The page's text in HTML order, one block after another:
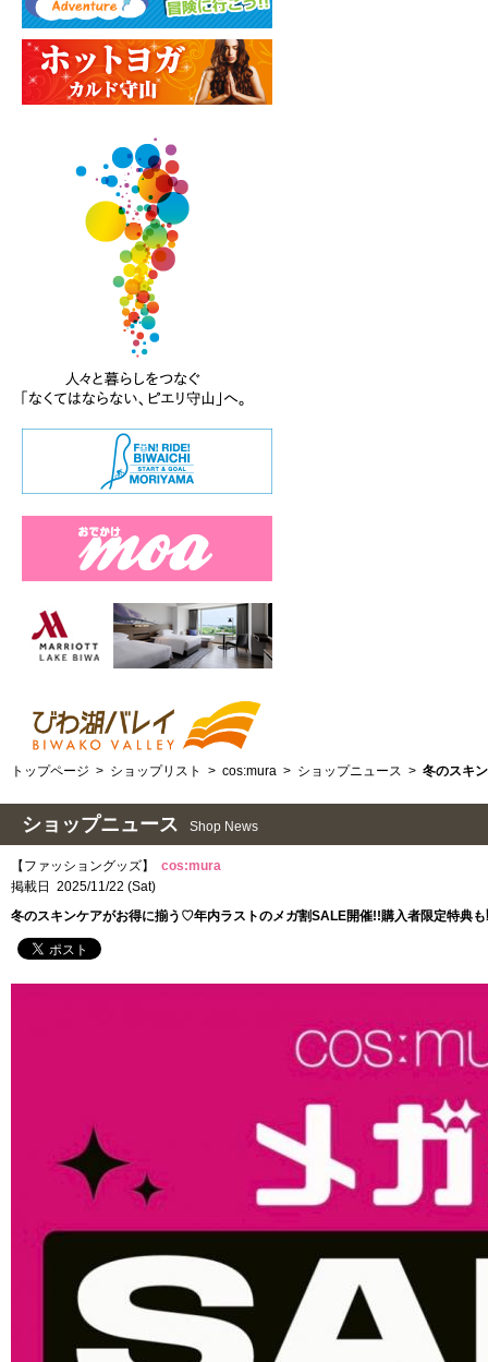
トップページ > ショップリスト > cos:mura > ショップニュース > 冬のスキ
ショップニュース Shop News
【ファッショングッズ】 cos:mura
掲載日 2025/11/22 (Sat)
冬のスキンケアがお得に揃う♡年内ラストのメガ割SALE開催!!購入者限定特典も